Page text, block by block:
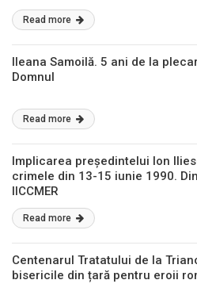
comunismului.
Read more
Ileana Samoilă. 5 ani de la
Domnul
Read more
Implicarea președintelui Ion
crimele din 13-15 iunie 1990.
IICCMER
Read more
Centenarul Tratatului de la
bisericile din țară pentru eroii